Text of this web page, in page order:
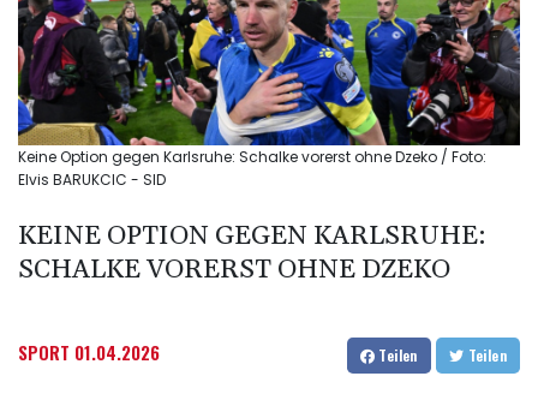
Keine Option gegen Karlsruhe: Schalke vorerst ohne Dzeko / Foto:
Elvis BARUKCIC - SID
KEINE OPTION GEGEN KARLSRUHE:
SCHALKE VORERST OHNE DZEKO
SPORT 01.04.2026 Teilen Teilen